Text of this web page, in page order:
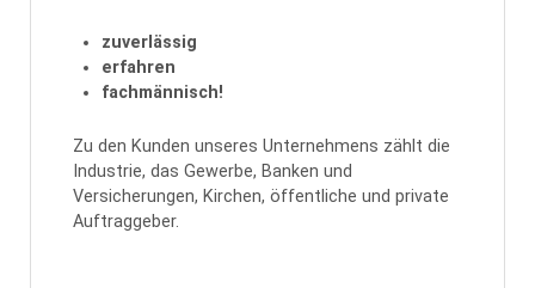
zuverlässig
erfahren
fachmännisch!
Zu den Kunden unseres Unternehmens zählt die
Industrie, das Gewerbe, Banken und
Versicherungen, Kirchen, öffentliche und private
Auftraggeber.